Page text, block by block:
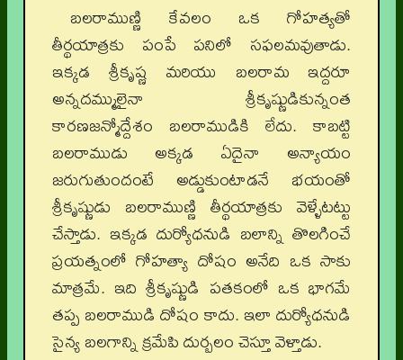
బలరాముణ్ణి కేవలం ఒక గోహత్యతో
తీర్థయాత్రకు పంపే పనిలో సఫలమవుతాడు.
ఇక్కడ శ్రీకృష్ణ మరియు బలరామ ఇద్దరూ
అన్నదమ్ములైనా శ్రీకృష్ణుడికున్నంత
కారణజన్మోద్దేశం బలరాముడికి లేదు. కాబట్టి
బలరాముడు అక్కడ ఏదైనా అన్యాయం
జరుగుతుందంటే అడ్డుకుంటాడనే భయంతో
శ్రీకృష్ణుడు బలరాముణ్ణి తీర్థయాత్రకు వెళ్ళేటట్టు
చేస్తాడు. ఇక్కడ దుర్యోధనుడి బలాన్ని తొలగించే
ప్రయత్నంలో గోహత్యా దోషం అనేది ఒక సాకు
మాత్రమే. ఇది శ్రీకృష్ణుడి పతకంలో ఒక భాగమే
తప్ప బలరాముడి దోషం కాదు. ఇలా దుర్యోధనుడి
సైన్య బలగాన్ని క్రమేపి దుర్బలం చెస్తూ వెళ్తాడు.